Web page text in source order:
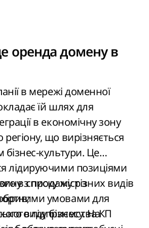
оренда домену в
в мережі доменної
їй шлях для
в економічну зону
що вирізняється
культури. Це
лідируючими позиціями
в списку міст з
умовами для
виду бізнесу. На
з продажу різних видів
підприємства КП